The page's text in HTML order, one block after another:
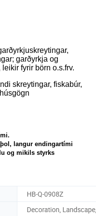
garðyrkja og
fyrir börn o.s.frv.
skreytingar, fiskabúr,
langur endingartími
og mikils styrks